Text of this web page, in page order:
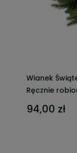
Wianek
Ręcznie
94,00 zł